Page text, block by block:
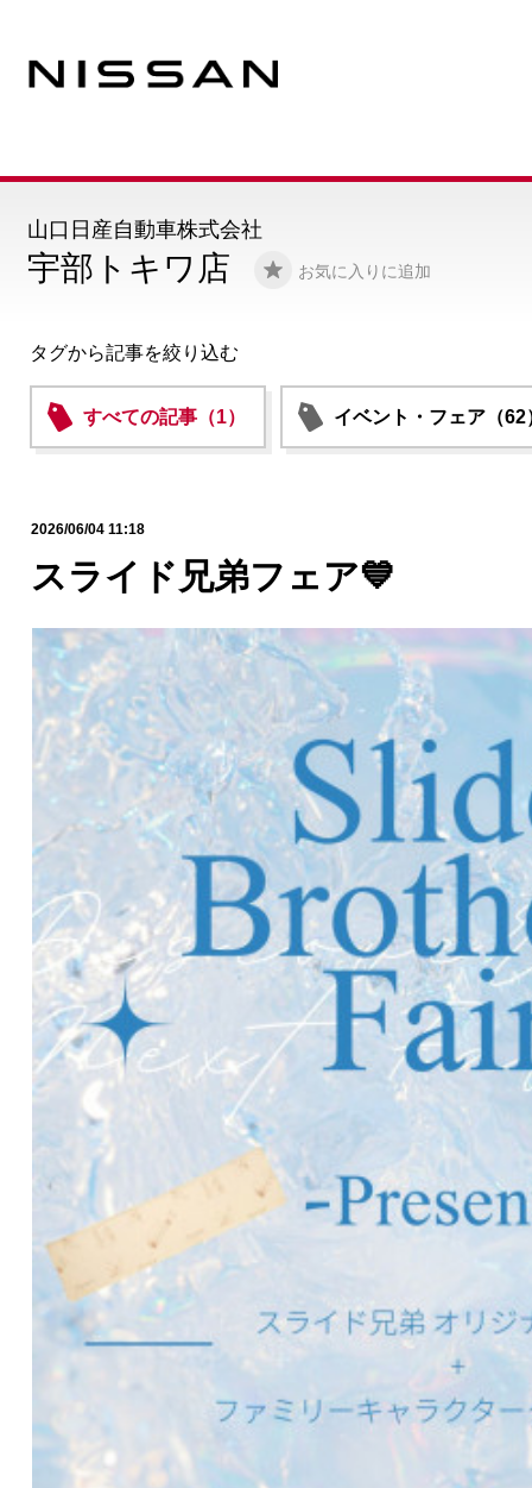
宇部トキワ店 お気に入りに追加
山口日産自動車株式会社
タグから記事を絞り込む
すべての記事（1） イベント・フェア（62
2026/06/04 11:18
スライド兄弟フェア💙